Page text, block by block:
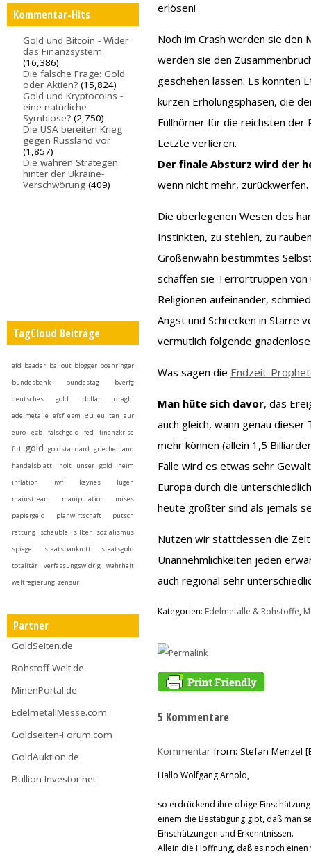
Kommentar-Hits
Gold und Bitcoin - Wider
das Finanzsystem
(16,386)
Die falsche Frage: Gold
oder Aktien? (15,824)
Gold und Kryptocoins -
eine natürliche
Symbiose? (2,750)
Die USA bereiten Krieg
gegen Russland vor
(1,857)
Die wahren Strategen
hinter der Ukraine-
Verschwörung (409)
TagCloud Beiträge
afd baader bailout blogger boehringer
bundesbank
bundestag
bverfg
deutsches gold
dollar
draghi
edelmetalle efsf esm eu euliten eur
euro
ezb falschgeld fed
finanzkrise
ftd
gold goldstandard griechenland
handelsblatt
holt unser gold heim
inflation
iwf keynes
lügen
mainstream
manipulation
mises
papiergeld
planwirtschaft
putsch
rettung
schäuble silber
sozialismus
spiegel
staatsbankrott
staatsgold
totalitär
verfassungswidrig
wahrheit
weltregierung zensur
Partner
GoldSeiten.de
Rohstoff-Welt.de
MinenPortal.de
EdelmetallMesse.com
Goldseiten-Forum.com
GoldAuktion.de
Bullion-Investor.net
erlösen!
Noch im Crash werden sie den
werden sie den
geschehen lassen. Es
kurzen Erholungsphasen, die
Füllhörner für die reichsten der
Letzte verlieren.
Der finale Absturz wird der
wenn nicht mehr, zurückwerfen.
Die überlegenen Wesen des
Instinkten, zu stehlen, zu
Größenwahn bestimmtes
schaffen sie Terrortruppen
Religionen aufeinander,
Angst und Schrecken in Starre
vermutlich folgende
Was sagen die Endzeit-
Man hüte sich davor, das
auch gleich, wann genau
mehr können (allein 1,5
Fälle wird es etwas sehr
Europa durch die
heute größter sind als jemals
Nutzen wir stattdessen die
Unannehmlichkeiten jeden
auch regional sehr
Kategorien: Edelmetalle & Rohstoffe,
5 Kommentare
Kommentar from: Stefan Menzel
Hallo Wolfgang Arnold,
so erdrückend ihre obige
einem die Bestätigung gibt, daß man
Einschätzungen und Erkenntnissen.
Allein die Hoffnung, daß es noch